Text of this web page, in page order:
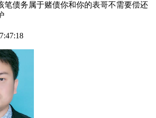
笔债务属于赌债你和你的表哥不需要偿还